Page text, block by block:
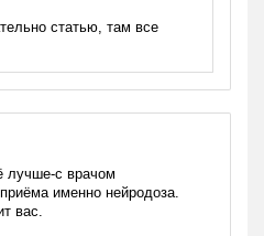
статью, там все
лучше-с врачом
именно нейродоза.
вас.